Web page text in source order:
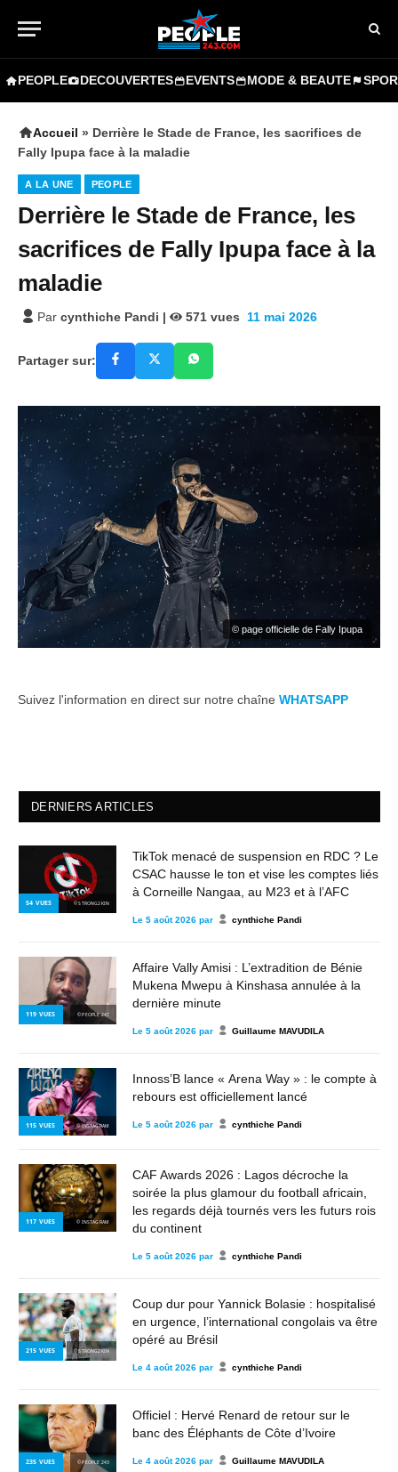
PEOPLE DECOUVERTES EVENTS MODE & BEAUTE
Accueil » Derrière le Stade de France, les sacrifices de
Fally Ipupa face à la maladie
A LA UNE PEOPLE
Derrière le Stade de France, les
sacrifices de Fally Ipupa face à la
maladie
Par cynthiche Pandi | 571 vues 11 mai 2026
Partager sur:
© page officielle de Fally Ipupa
Suivez l'information en direct sur notre chaîne WHATSAPP
DERNIERS ARTICLES
54 VUES © STRONG2KIN
TikTok menacé de suspension en RDC ? Le
CSAC hausse le ton et vise les comptes liés
à Corneille Nangaa, au M23 et à l’AFC
Le 5 août 2026 par cynthiche Pandi
119 VUES © PEOPLE 243
Affaire Vally Amisi : L’extradition de Bénie
Mukena Mwepu à Kinshasa annulée à la
dernière minute
Le 5 août 2026 par Guillaume MAVUDILA
115 VUES © INSTAGRAM
Innoss’B lance « Arena Way » : le compte à
rebours est officiellement lancé
Le 5 août 2026 par cynthiche Pandi
117 VUES © INSTAGRAM
CAF Awards 2026 : Lagos décroche la
soirée la plus glamour du football africain,
les regards déjà tournés vers les futurs rois
du continent
Le 5 août 2026 par cynthiche Pandi
215 VUES © STRONG2KIN
Coup dur pour Yannick Bolasie : hospitalisé
en urgence, l’international congolais va être
opéré au Brésil
Le 4 août 2026 par cynthiche Pandi
235 VUES © PEOPLE 243
Officiel : Hervé Renard de retour sur le
banc des Éléphants de Côte d’Ivoire
Le 4 août 2026 par Guillaume MAVUDILA